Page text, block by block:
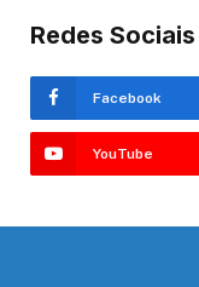
Redes Sociais
Facebook
YouTube